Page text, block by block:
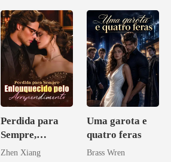
Perdida para
Sempre,
Enlouquecido
Zhen Xiang
Uma garota e
quatro feras
Brass Wren